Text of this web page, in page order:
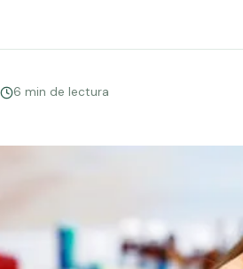
6 min de lectura